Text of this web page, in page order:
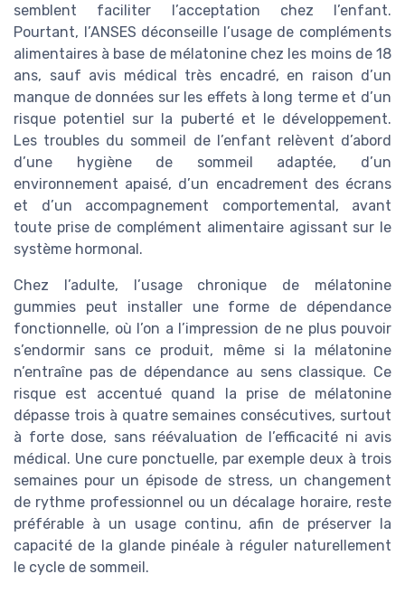
semblent faciliter l’acceptation chez l’enfant.
Pourtant, l’ANSES déconseille l’usage de compléments
alimentaires à base de mélatonine chez les moins de 18
ans, sauf avis médical très encadré, en raison d’un
manque de données sur les effets à long terme et d’un
risque potentiel sur la puberté et le développement.
Les troubles du sommeil de l’enfant relèvent d’abord
d’une hygiène de sommeil adaptée, d’un
environnement apaisé, d’un encadrement des écrans
et d’un accompagnement comportemental, avant
toute prise de complément alimentaire agissant sur le
système hormonal.
Chez l’adulte, l’usage chronique de mélatonine
gummies peut installer une forme de dépendance
fonctionnelle, où l’on a l’impression de ne plus pouvoir
s’endormir sans ce produit, même si la mélatonine
n’entraîne pas de dépendance au sens classique. Ce
risque est accentué quand la prise de mélatonine
dépasse trois à quatre semaines consécutives, surtout
à forte dose, sans réévaluation de l’efficacité ni avis
médical. Une cure ponctuelle, par exemple deux à trois
semaines pour un épisode de stress, un changement
de rythme professionnel ou un décalage horaire, reste
préférable à un usage continu, afin de préserver la
capacité de la glande pinéale à réguler naturellement
le cycle de sommeil.